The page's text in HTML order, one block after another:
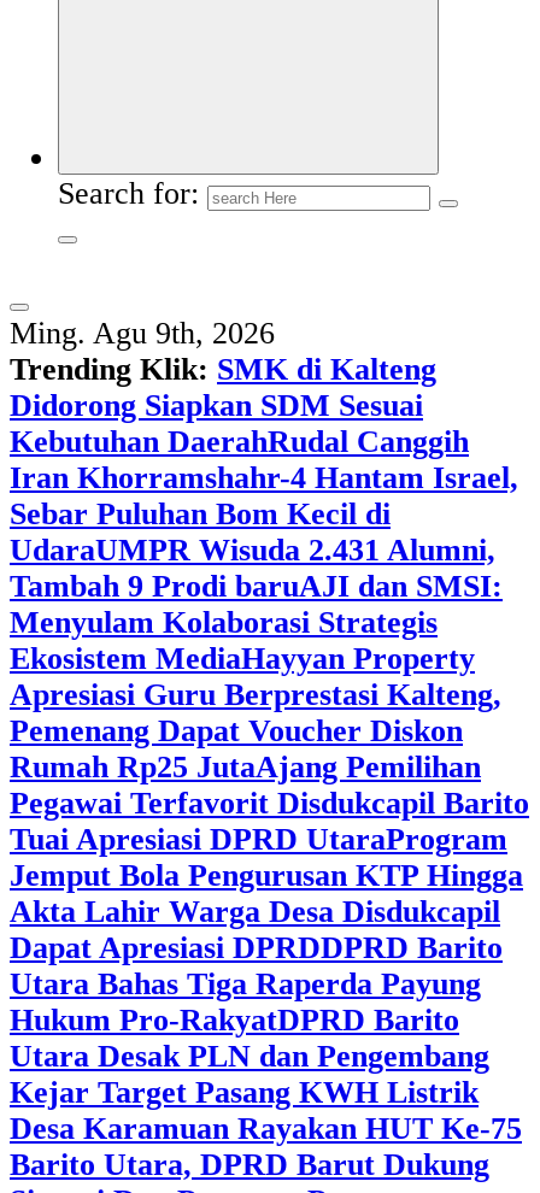
Search for:
Ming. Agu 9th, 2026
Trending Klik: SMK di Kalteng
Didorong Siapkan SDM Sesuai
Kebutuhan DaerahRudal Canggih
Iran Khorramshahr-4 Hantam Israel,
Sebar Puluhan Bom Kecil di
UdaraUMPR Wisuda 2.431 Alumni,
Tambah 9 Prodi baruAJI dan SMSI:
Menyulam Kolaborasi Strategis
Ekosistem MediaHayyan Property
Apresiasi Guru Berprestasi Kalteng,
Pemenang Dapat Voucher Diskon
Rumah Rp25 JutaAjang Pemilihan
Pegawai Terfavorit Disdukcapil Barito
Tuai Apresiasi DPRD UtaraProgram
Jemput Bola Pengurusan KTP Hingga
Akta Lahir Warga Desa Disdukcapil
Dapat Apresiasi DPRDDPRD Barito
Utara Bahas Tiga Raperda Payung
Hukum Pro-RakyatDPRD Barito
Utara Desak PLN dan Pengembang
Kejar Target Pasang KWH Listrik
Desa Karamuan Rayakan HUT Ke-75
Barito Utara, DPRD Barut Dukung